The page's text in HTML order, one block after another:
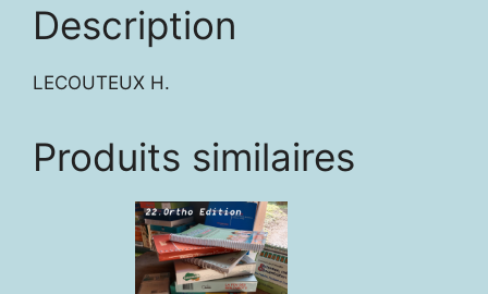
Description
LECOUTEUX H.
Produits similaires